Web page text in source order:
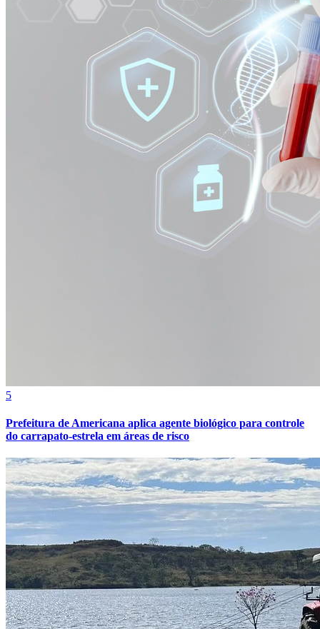
5
Prefeitura de Americana aplica agente biológico para controle
do carrapato-estrela em áreas de risco